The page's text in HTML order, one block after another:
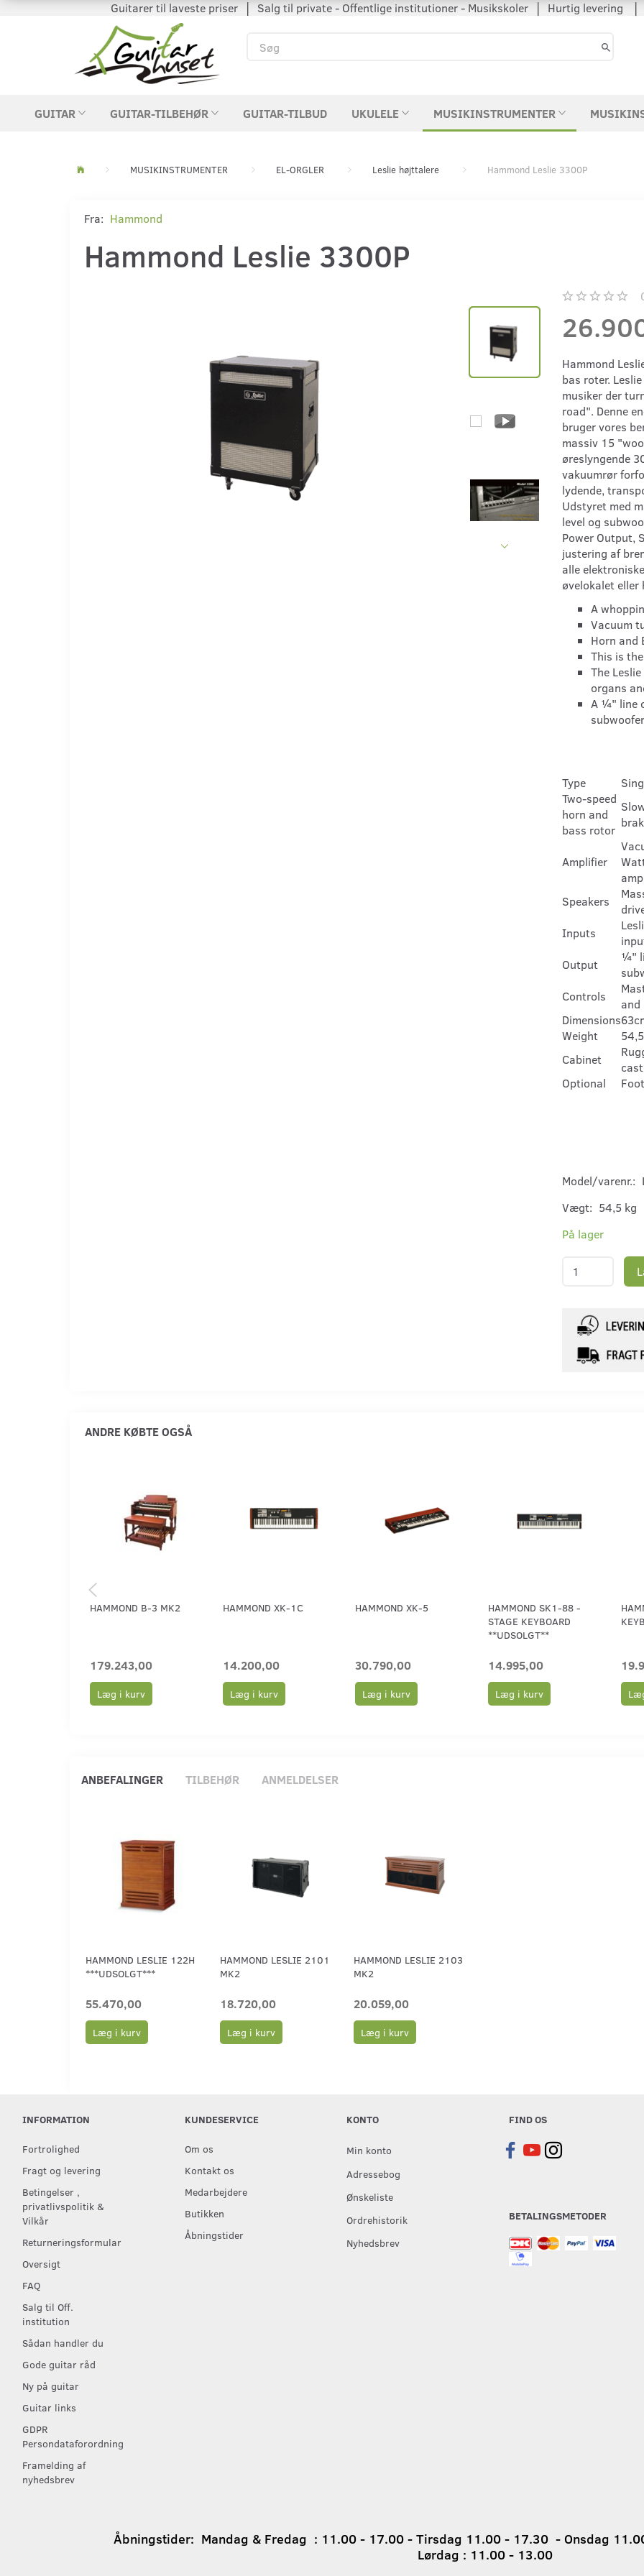
Guitarer til laveste priser │ Salg til private - Offentlige institutioner - Musikskoler │ Hurtig levering │
GUITAR GUITAR-TILBEHØR GUITAR-TILBUD UKULELE MUSIKINSTRUMENTER
MUSIKINSTRUMENTER EL-ORGLER Leslie højttalere Hammond Leslie 3300P
Fra: Hammond
Hammond Leslie 3300P
Hammond
bas roter.
musiker der
road". Denne
bruger vores
massiv 15
øreslyngende
vakuumrør
lydende,
Udstyret med
level og
Power Output,
justering af
alle
øvelokalet eller
A
Vacuum
Horn and
This is
The
organs
A ¼" line
Type
Two-speed
horn and
bass rotor
Amplifier
Speakers
Inputs
Output
¼"
Controls
and
Dimensions
Weight
Cabinet
Optional
Model/varenr.:
Vægt: 54,5 kg
På lager
ANDRE KØBTE OGSÅ
HAMMOND B-3 MK2
179.243,00
Læg i kurv
HAMMOND XK-1C
14.200,00
Læg i kurv
HAMMOND XK-5
30.790,00
Læg i kurv
HAMMOND SK1-88 -
STAGE KEYBOARD
**UDSOLGT**
14.995,00
Læg i kurv
ANBEFALINGER TILBEHØR ANMELDELSER
HAMMOND LESLIE 122H
***UDSOLGT***
55.470,00
Læg i kurv
HAMMOND LESLIE 2101
MK2
18.720,00
Læg i kurv
HAMMOND LESLIE 2103
MK2
20.059,00
Læg i kurv
INFORMATION
Fortrolighed
Fragt og levering
Betingelser ,
privatlivspolitik &
Vilkår
Returneringsformular
Oversigt
FAQ
Salg til Off.
institution
Sådan handler du
Gode guitar råd
Ny på guitar
Guitar links
GDPR
Persondataforordning
Framelding af
nyhedsbrev
KUNDESERVICE
Om os
Kontakt os
Medarbejdere
Butikken
Åbningstider
KONTO
Min konto
Adressebog
Ønskeliste
Ordrehistorik
Nyhedsbrev
FIND OS
BETALINGSMETODER
Åbningstider: Mandag & Fredag : 11.00 - 17.00 - Tirsdag 11.00 - 17.30 - Onsdag
Lørdag : 11.00 - 13.00